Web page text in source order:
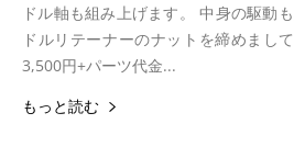
ドル軸も組み上げます。 中身の駆動
ドルリテーナーのナットを締めまし
3,500円+パーツ代金...
もっと読む